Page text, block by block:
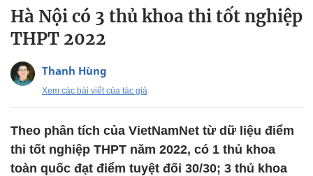
Hà Nội có 3 thủ khoa thi tốt nghiệp
THPT 2022
Thanh Hùng
Xem các bài viết của tác giả
Theo phân tích của VietNamNet từ dữ liệu điểm
thi tốt nghiệp THPT năm 2022, có 1 thủ khoa
toàn quốc đạt điểm tuyệt đối 30/30; 3 thủ khoa